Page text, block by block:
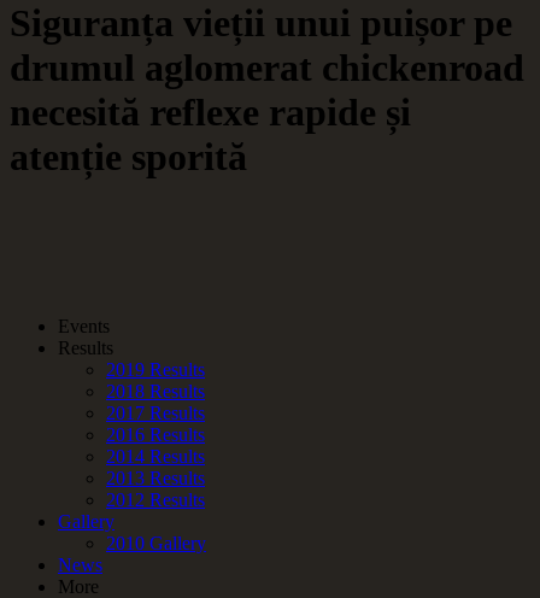
Siguranța vieții unui puișor pe
drumul aglomerat chickenroad
necesită reflexe rapide și
atenție sporită
Events
Results
2019 Results
2018 Results
2017 Results
2016 Results
2014 Results
2013 Results
2012 Results
Gallery
2010 Gallery
News
More